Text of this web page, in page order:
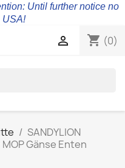
Until further notice no
USA!
shopping_cart (0)

SANDYLION
Gänse Enten